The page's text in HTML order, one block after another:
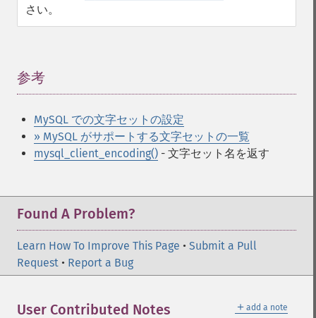
さい。
参考
MySQL での文字セットの設定
» MySQL がサポートする文字セットの一覧
mysql_client_encoding() - 文字セット名を返す
Found A Problem?
Learn How To Improve This Page • Submit a Pull
Request • Report a Bug
＋ add a note
User Contributed Notes